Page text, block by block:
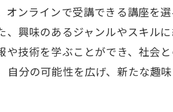
ンラインで受講できる講座を
興味のあるジャンルやスキル
技術を学ぶことができ、社会
分の可能性を広げ、新たな趣